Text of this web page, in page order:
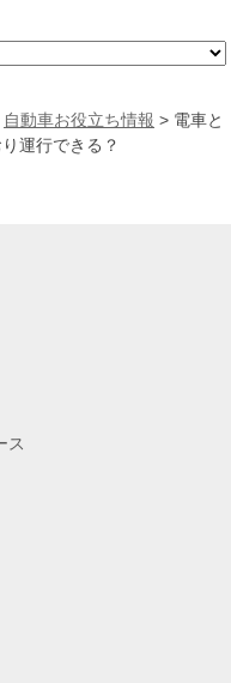
自動車お役立ち情報 > 電車と
運行できる？
ス